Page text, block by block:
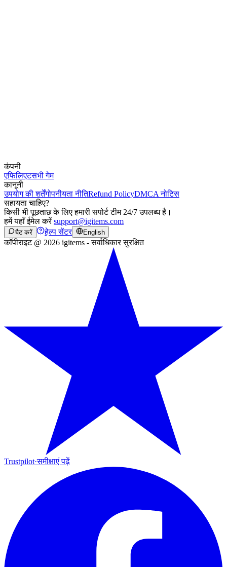
कंपनी
एफिलिएटसभी गेम
कानूनी
उपयोग की शर्तेंगोपनीयता नीतिRefund PolicyDMCA नोटिस
सहायता चाहिए?
किसी भी पूछताछ के लिए हमारी सपोर्ट टीम 24/7 उपलब्ध है।
हमें यहाँ ईमेल करेंsupport@igitems.com
चैट करें हेल्प सेंटर English
कॉपीराइट @ 2026 igitems - सर्वाधिकार सुरक्षित
Trustpilot·समीक्षाएं पढ़ें